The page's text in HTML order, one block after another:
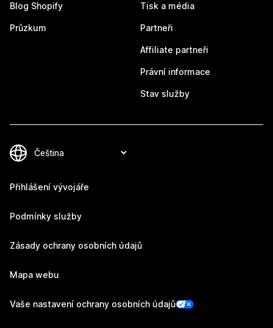
Blog Shopify
Průzkum
Tisk a média
Partneři
Affiliate partneři
Právní informace
Stav služby
Přihlášení vývojáře
Podmínky služby
Zásady ochrany osobních údajů
Mapa webu
Vaše nastavení ochrany osobních údajů